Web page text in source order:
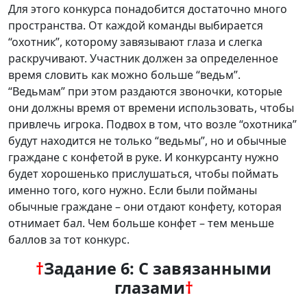
Для этого конкурса понадобится достаточно много
пространства. От каждой команды выбирается
“охотник”, которому завязывают глаза и слегка
раскручивают. Участник должен за определенное
время словить как можно больше “ведьм”.
“Ведьмам” при этом раздаются звоночки, которые
они должны время от времени использовать, чтобы
привлечь игрока. Подвох в том, что возле “охотника”
будут находится не только “ведьмы”, но и обычные
граждане с конфетой в руке. И конкурсанту нужно
будет хорошенько прислушаться, чтобы поймать
именно того, кого нужно. Если были пойманы
обычные граждане – они отдают конфету, которая
отнимает бал. Чем больше конфет – тем меньше
баллов за тот конкурс.
†Задание 6: С завязанными
глазами†